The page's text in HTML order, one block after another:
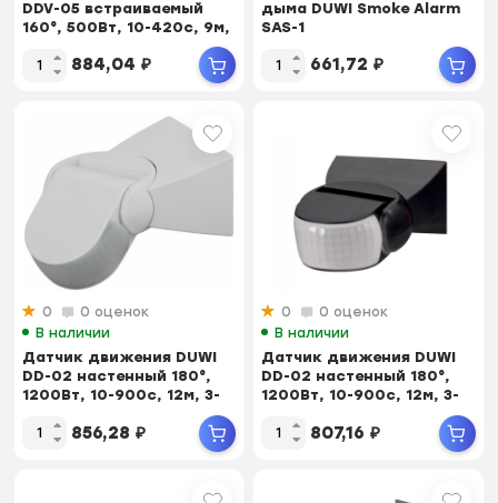
DDV-05 встраиваемый
160°, 500Вт, 10-420с, 9м,
884,04 ₽
дыма DUWI Smoke Alarm
SAS-1
661,72 ₽
0
0 оценок
В наличии
Датчик движения DUWI
DD-02 настенный 180°,
1200Вт, 10-900с, 12м, 3-
856,28 ₽
0
0 оценок
В наличии
Датчик движения DUWI
DD-02 настенный 180°,
1200Вт, 10-900с, 12м, 3-
807,16 ₽